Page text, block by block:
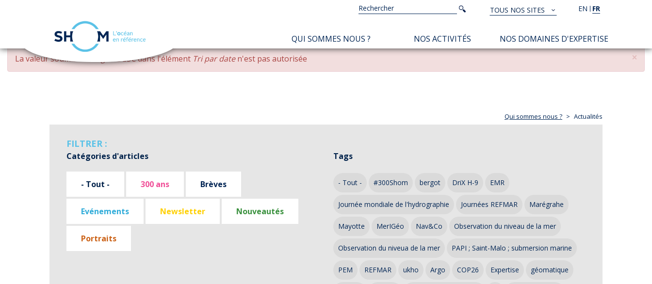
Aller
contenu
EN FR
TOUS
NOS
SITES
TOUS NOS SITES
Rechercher
Rechercher
NAVIGATION
PRINCIPALE
QUI SOMMES NOUS ? NOS ACTIVITÉS NOS DOMAINES D'EXPERTISE
×
MESSAGE
D'ERREUR
La valeur soumise changed DESCdans l'élément Tri par daten'est pas autorisée
Qui sommes nous ? Actualités
FILTRER :
Catégories d'articles
- Tout - 300 ans Brèves
Evénements Newsletter Nouveautés
Portraits
Tags
- Tout - #300Shom bergot DriX H-9 EMR
Journée mondiale de l'hydrographie Journées REFMAR Marégrahe
Mayotte MerIGéo Nav&Co Observation du niveau de la mer
Observation du niveua de la mer PAPI ; Saint-Malo ; submersion marine
PEM REFMAR ukho Argo COP26 Expertise géomatique